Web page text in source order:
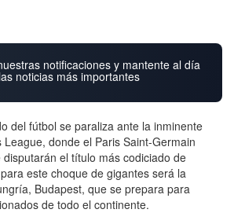
notificaciones y mantente al día
noticias más importantes
del fútbol se paraliza ante la inminente
donde el Paris Saint-Germain
disputarán el título más codiciado de
este choque de gigantes será la
Budapest, que se prepara para
de todo el continente.